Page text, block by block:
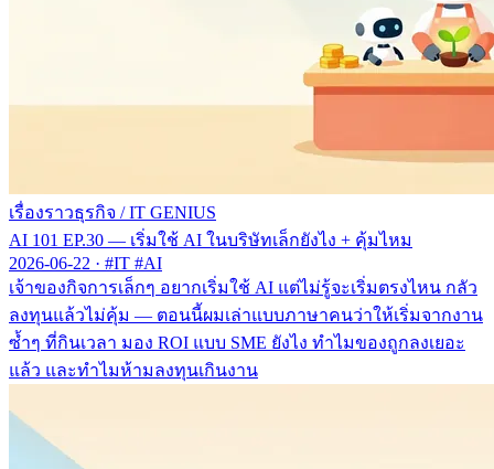
เรื่องราวธุรกิจ / IT GENIUS
AI 101 EP.30 — เริ่มใช้ AI ในบริษัทเล็กยังไง + คุ้มไหม
2026-06-22 · #IT #AI
เจ้าของกิจการเล็กๆ อยากเริ่มใช้ AI แต่ไม่รู้จะเริ่มตรงไหน กลัว
ลงทุนแล้วไม่คุ้ม — ตอนนี้ผมเล่าแบบภาษาคนว่าให้เริ่มจากงาน
ซ้ำๆ ที่กินเวลา มอง ROI แบบ SME ยังไง ทำไมของถูกลงเยอะ
แล้ว และทำไมห้ามลงทุนเกินงาน